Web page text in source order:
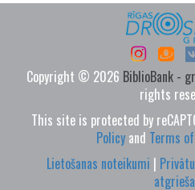
Copyright © 2026 BiblioBank -
rights
This site is protected by
Policyand Terms
Lietošanas noteikumi |